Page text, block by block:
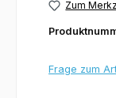
Zum
Frage zum